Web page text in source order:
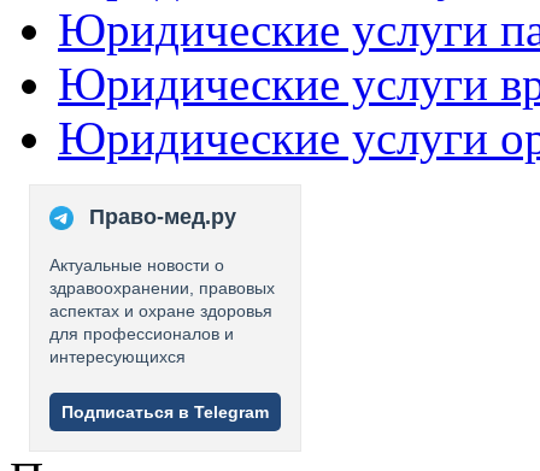
Юридические услуги
Юридические услуги
Юридические услуги
Право-мед.ру
Актуальные новости о
здравоохранении, правовых
аспектах и охране здоровья
для профессионалов и
интересующихся
Подписаться в Telegram